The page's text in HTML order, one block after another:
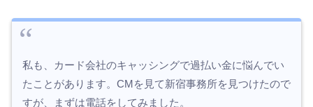
私も、カード会社のキャッシングで過払い金に悩んでい
たことがあります。CMを見て新宿事務所を見つけたので
すが、まずは電話をしてみました。